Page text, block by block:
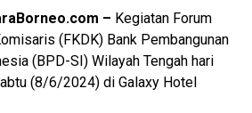
– Kegiatan Forum
(FKDK) Bank Pembangunan
(BPD-SI) Wilayah Tengah hari
(8/6/2024) di Galaxy Hotel